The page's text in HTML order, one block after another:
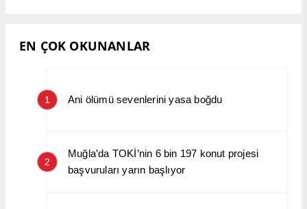
EN ÇOK OKUNANLAR
1 Ani ölümü sevenlerini yasa boğdu
2
Muğla’da TOKİ’nin 6 bin 197 konut projesi
başvuruları yarın başlıyor